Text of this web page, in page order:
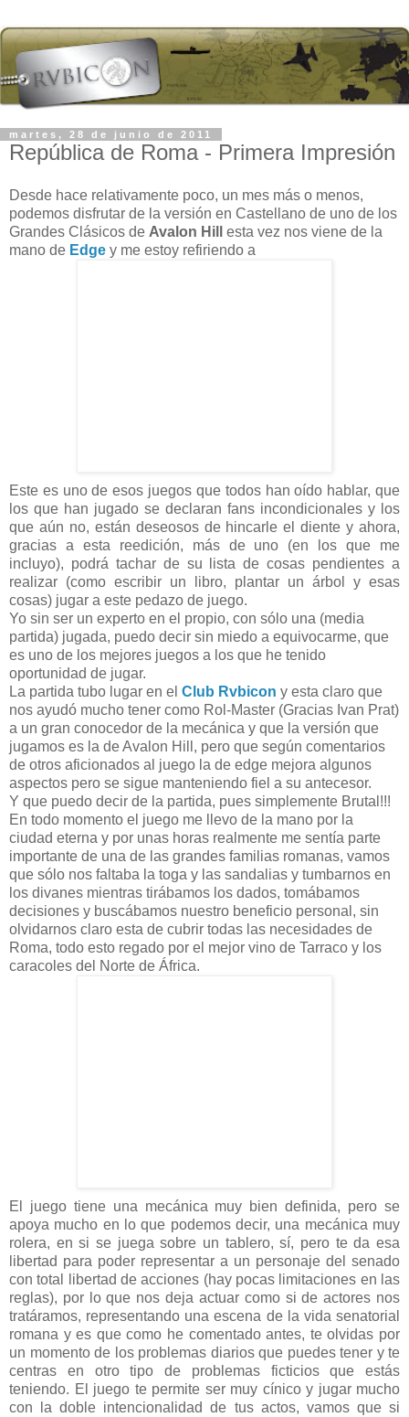
martes, 28 de junio de 2011
República de Roma - Primera Impresión
Desde hace relativamente poco, un mes más o menos,
podemos disfrutar de la versión en Castellano de uno de los
Grandes Clásicos de Avalon Hill
esta vez nos viene de la
mano de Edge y me estoy refiriendo a
Este es uno de esos juegos que todos han oído hablar, que
los que han jugado se declaran fans incondicionales y los
que aún no, están deseosos de hincarle el diente y ahora,
gracias a esta reedición, más de uno (en los que me
incluyo), podrá tachar de su lista de cosas pendientes a
realizar (como escribir un libro, plantar un árbol y esas
cosas) jugar a este pedazo de juego.
Yo sin ser un experto en el propio, con sólo una (media
partida) jugada, puedo decir sin miedo a equivocarme, que
es uno de los mejores juegos a los que he tenido
oportunidad de jugar.
La partida tubo lugar en el Club Rvbicon y esta claro que
nos ayudó mucho tener como Rol-Master (Gracias Ivan Prat)
a un gran conocedor de la mecánica y que la versión que
jugamos es la de Avalon Hill, pero que según comentarios
de otros aficionados al juego la de edge mejora algunos
aspectos pero se sigue manteniendo fiel a su antecesor.
Y que puedo decir de la partida, pues simplemente Brutal!!!
En todo momento el juego me llevo de la mano por la
ciudad eterna y por unas horas realmente me sentía parte
importante de una de las grandes familias romanas, vamos
que sólo nos faltaba la toga y las sandalias y tumbarnos en
los divanes mientras tirábamos los dados, tomábamos
decisiones y buscábamos nuestro beneficio personal, sin
olvidarnos claro esta de cubrir todas las necesidades de
Roma, todo esto regado por el mejor vino de Tarraco y los
caracoles del Norte de África.
El juego tiene una mecánica muy bien definida, pero se
apoya mucho en lo que podemos decir, una mecánica muy
rolera, en si se juega sobre un tablero, sí, pero te da esa
libertad para poder representar a un personaje del senado
con total libertad de acciones (hay pocas limitaciones en las
reglas), por lo que nos deja actuar como si de actores nos
tratáramos, representando una escena de la vida senatorial
romana y es que como he comentado antes, te olvidas por
un momento de los problemas diarios que puedes tener y te
centras en otro tipo de problemas ficticios que estás
teniendo. El juego te permite ser muy cínico y jugar mucho
con la doble intencionalidad de tus actos, vamos que si